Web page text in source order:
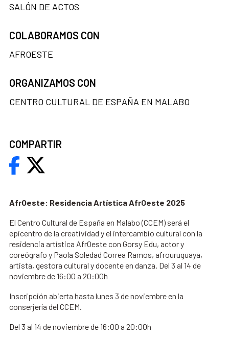
AfrOeste: Residencia Artística AfrOeste 2025
El Centro Cultural de España en Malabo (CCEM) será el
epicentro de la creatividad y el intercambio cultural con la
residencia artística AfrOeste con Gorsy Edu, actor y
coreógrafo y Paola Soledad Correa Ramos, afrouruguaya,
artista, gestora cultural y docente en danza. Del 3 al 14 de
noviembre de 16:00 a 20:00h
Inscripción abierta hasta lunes 3 de noviembre en la
conserjería del CCEM.
Del 3 al 14 de noviembre de 16:00 a 20:00h
SALÓN DE ACTOS
COLABORAMOS CON
AFROESTE
ORGANIZAMOS CON
CENTRO CULTURAL DE ESPAÑA EN MALABO
COMPARTIR